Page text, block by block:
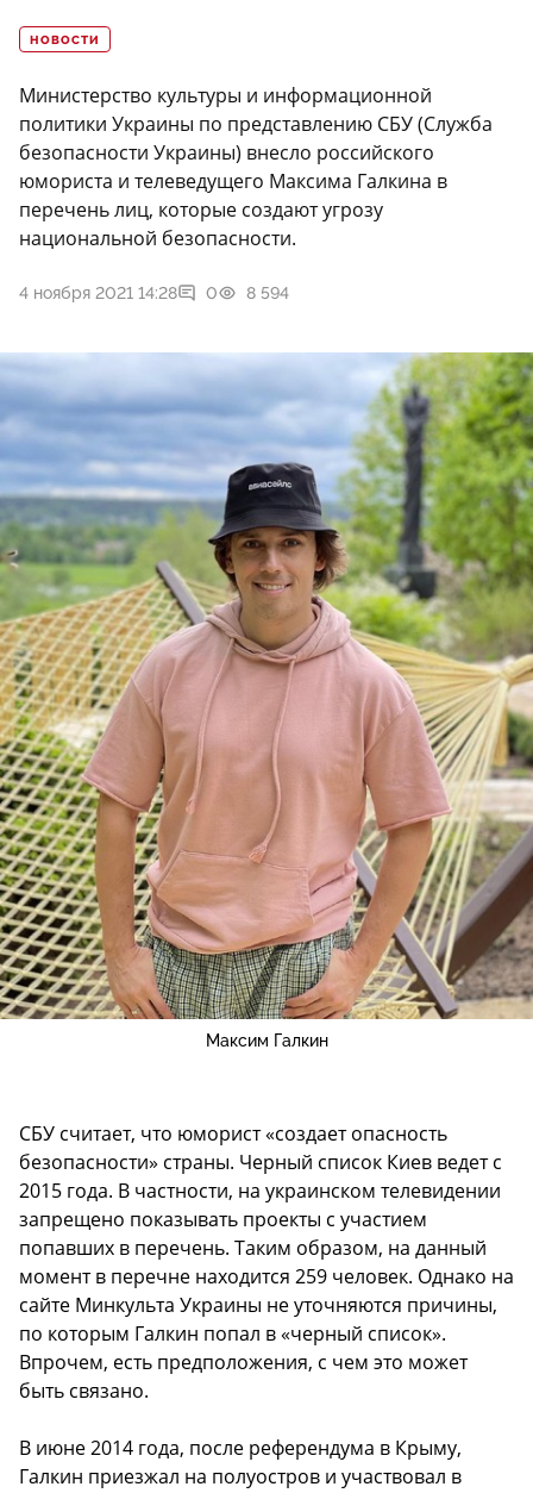
НОВОСТИ
Министерство культуры и информационной
политики Украины по представлению СБУ (Служба
безопасности Украины) внесло российского
юмориста и телеведущего Максима Галкина в
перечень лиц, которые создают угрозу
национальной безопасности.
4 ноября 2021 14:28 0 8 594
Максим Галкин
СБУ считает, что юморист «создает опасность
безопасности» страны. Черный список Киев ведет с
2015 года. В частности, на украинском телевидении
запрещено показывать проекты с участием
попавших в перечень. Таким образом, на данный
момент в перечне находится 259 человек. Однако на
сайте Минкульта Украины не уточняются причины,
по которым Галкин попал в «черный список».
Впрочем, есть предположения, с чем это может
быть связано.
В июне 2014 года, после референдума в Крыму,
Галкин приезжал на полуостров и участвовал в